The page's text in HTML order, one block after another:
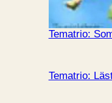
Tematrio:
Tematrio: